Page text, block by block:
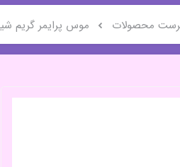
محصولات موس پرایمر گریم